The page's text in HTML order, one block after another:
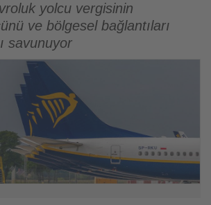
yolcu vergisinin
ve bölgesel bağlantıları
savunuyor